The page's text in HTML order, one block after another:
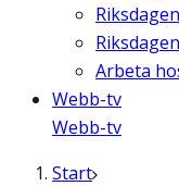
Arbeta
Webb-tv
Webb-tv
Start